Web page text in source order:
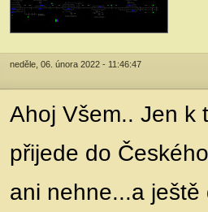
neděle, 06. února 2022 - 11:46:47
Ahoj Všem.. Jen k
přijede do
ani nehne...a